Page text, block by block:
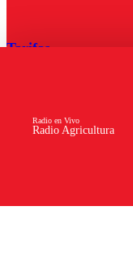
Radio Agricultura
Radio en Vivo
Tarifas